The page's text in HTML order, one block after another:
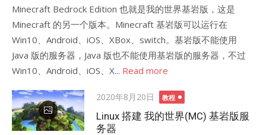
Minecraft Bedrock Edition 也就是我的世界基岩版，这是
Minecraft 的另一个版本。Minecraft 基岩版可以运行在
Win10、Android、iOS、XBox、switch。基岩版不能使用
Java 版的服务器，Java 版也不能使用基岩版的服务器，不过
Win10、Android、iOS、X... Read more
Posted
on
2020年8月20日 教程
Linux 搭建 我的世界(MC) 基岩版服
务器